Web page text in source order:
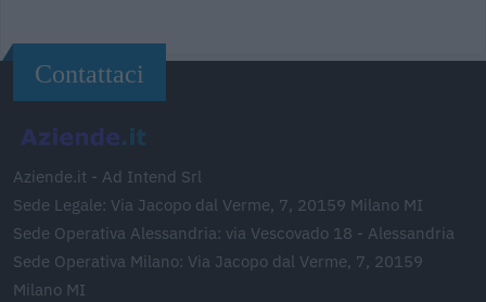
Contattaci
Aziende.it - Ad Intend Srl
Sede Legale: Via Jacopo dal Verme, 7, 20159 Milano MI
Sede Operativa Alessandria: via Vescovado 18 - Alessandria
Sede Operativa Milano: Via Jacopo dal Verme, 7, 20159
Milano MI